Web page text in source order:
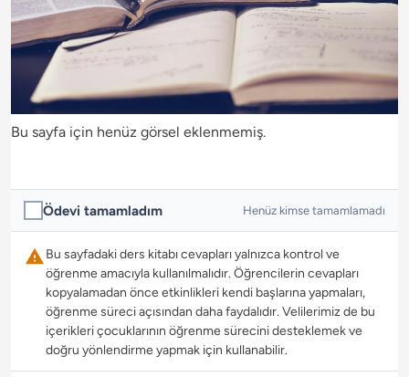
Bu sayfa için henüz görsel eklenmemiş.
Ödevi tamamladım Henüz kimse tamamlamadı
Bu sayfadaki ders kitabı cevapları yalnızca kontrol ve
öğrenme amacıyla kullanılmalıdır. Öğrencilerin cevapları
kopyalamadan önce etkinlikleri kendi başlarına yapmaları,
öğrenme süreci açısından daha faydalıdır. Velilerimiz de bu
içerikleri çocuklarının öğrenme sürecini desteklemek ve
doğru yönlendirme yapmak için kullanabilir.